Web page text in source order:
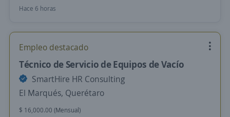
Hace 6 horas
Empleo destacado
Técnico de Servicio de Equipos de Vacío
SmartHire HR Consulting
El Marqués, Querétaro
$ 16,000.00 (Mensual)